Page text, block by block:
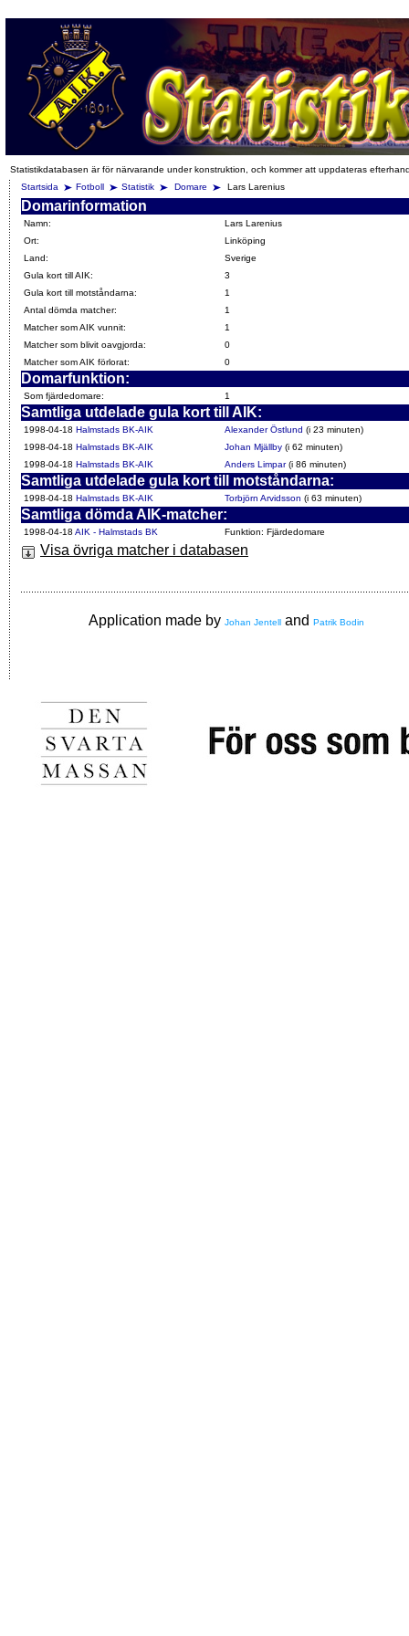
Statistikdatabasen är för närvarande under konstruktion, och kommer att uppdateras
Startsida
Fotboll Statistik Domare Lars Larenius
Domarinformation
Namn:
Lars Larenius
Ort:
Linköping
Land:
Sverige
Gula kort till AIK:
3
Gula kort till motståndarna:
1
Antal dömda matcher:
1
Matcher som AIK vunnit:
1
Matcher som blivit oavgjorda:
0
Matcher som AIK förlorat:
0
Domarfunktion:
Som fjärdedomare: 1
Samtliga utdelade gula kort till AIK:
1998-04-18 Halmstads BK-AIK Alexander Östlund (i 23 minuten)
1998-04-18 Halmstads BK-AIK Johan Mjällby (i 62 minuten)
1998-04-18 Halmstads BK-AIK Anders Limpar(i 86 minuten)
Samtliga utdelade gula kort till motståndarna:
1998-04-18 Halmstads BK-AIK Torbjörn Arvidsson (i 63 minuten)
Samtliga dömda AIK-matcher:
1998-04-18 AIK - Halmstads BK Funktion: Fjärdedomare
Visa övriga matcher i databasen
Application made by Johan Jentell and Patrik Bodin